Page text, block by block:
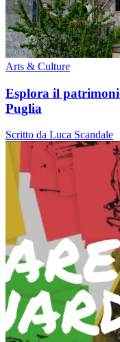
Arts & Culture
Esplora il
Puglia
Scritto da Luca Scandale